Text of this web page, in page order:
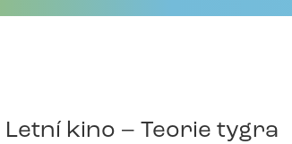
Letní kino – Teorie tygra